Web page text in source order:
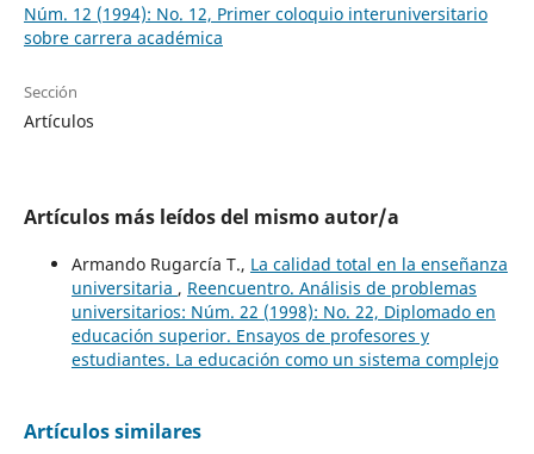
Núm. 12 (1994): No. 12, Primer coloquio interuniversitario
sobre carrera académica
Sección
Artículos
Artículos más leídos del mismo autor/a
Armando Rugarcía T., La calidad total en la enseñanza
universitaria , Reencuentro. Análisis de problemas
universitarios: Núm. 22 (1998): No. 22, Diplomado en
educación superior. Ensayos de profesores y
estudiantes. La educación como un sistema complejo
Artículos similares